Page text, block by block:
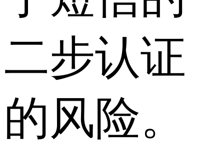
二步认证
的风险。